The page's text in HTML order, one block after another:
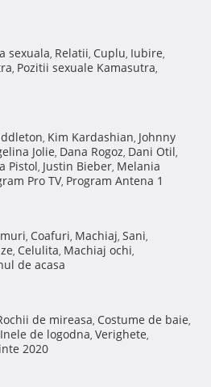
sexuala, Relatii, Cuplu, Iubire,
, Pozitii sexuale Kamasutra,
, Kim Kardashian, Johnny
Jolie, Dana Rogoz, Dani Otil,
Pistol, Justin Bieber, Melania
Pro TV, Program Antena 1
, Coafuri, Machiaj, Sani,
, Celulita, Machiaj ochi,
de acasa
de mireasa, Costume de baie,
Inele de logodna, Verighete,
2020